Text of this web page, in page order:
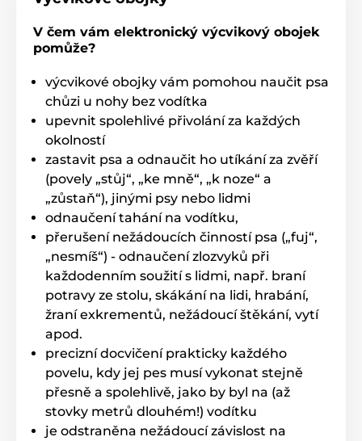
V čem vám elektronický výcvikový obojek
pomůže?
výcvikové obojky vám pomohou naučit psa
chůzi u nohy bez vodítka
upevnit spolehlivé přivolání za každých
okolností
zastavit psa a odnaučit ho utíkání za zvěří
(povely „stůj“, „ke mně“, „k noze“ a
„zůstaň“), jinými psy nebo lidmi
odnaučení tahání na vodítku,
přerušení nežádoucích činností psa („fuj“,
„nesmíš“) - odnaučení zlozvyků při
každodenním soužití s lidmi, např. braní
potravy ze stolu, skákání na lidi, hrabání,
žraní exkrementů, nežádoucí štěkání, vytí
apod.
precizní docvičení prakticky každého
povelu, kdy jej pes musí vykonat stejně
přesně a spolehlivě, jako by byl na (až
stovky metrů dlouhém!) vodítku
je odstraněna nežádoucí závislost na